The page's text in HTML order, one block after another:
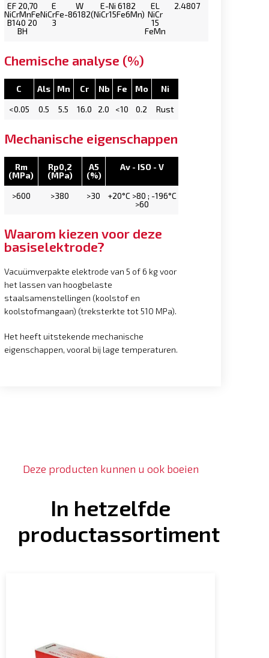
EF 20,70
NiCrMnFe
B140 20
BH
E
NiCrFe-
3
W
86182
E-Ni 6182
(NiCr15Fe6Mn)
EL
NiCr
15
FeMn
2.4807
Chemische analyse (%)
C Als Mn Cr Nb Fe Mo
Ni
<0.05
0.5 5.5 16.0 2.0 <10 0.2 Rust
Mechanische eigenschappen
Rm
(MPa)
Rp0,2
(MPa)
A5
(%)
Av - ISO - V
>600 >380 >30
+20°C >80 ; -196°C
>60
Waarom kiezen voor deze
basiselektrode?
Vacuümverpakte elektrode van 5 of 6 kg voor
het lassen van hoogbelaste
staalsamenstellingen (koolstof en
koolstofmangaan) (treksterkte tot 510 MPa).
Het heeft uitstekende mechanische
eigenschappen, vooral bij lage temperaturen.
Deze producten kunnen u ook boeien
In hetzelfde
productassortiment